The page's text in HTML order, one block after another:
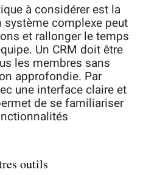
à considérer est la
système complexe peut
et rallonger le temps
Un CRM doit être
les membres sans
approfondie. Par
une interface claire et
de se familiariser
outils